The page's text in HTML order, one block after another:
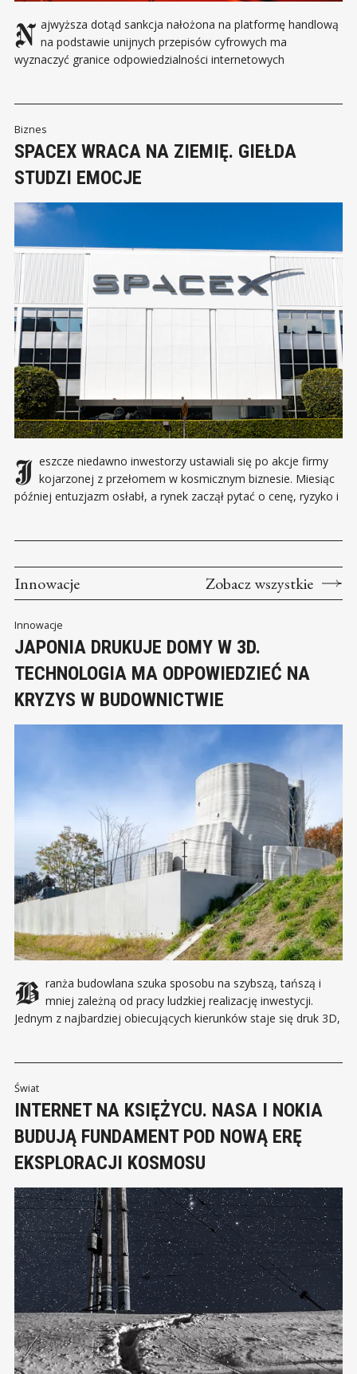
Najwyższa dotąd sankcja nałożona na platformę handlową na podstawie unijnych przepisów cyfrowych ma
wyznaczyć granice odpowiedzialności internetowych
mln euro kary za naruszenie obowiązków wynikających z aktu
o usługach cyfrowych,
Biznes
SPACEX WRACA NA ZIEMIĘ. GIEŁDA
STUDZI EMOCJE
Jeszcze niedawno inwestorzy ustawiali się po akcje firmy kojarzonej z przełomem w kosmicznym biznesie. Miesiąc
później entuzjazm osłabł, a rynek zaczął pytać o cenę, ryzyko i
indywidualnych, którzy
Innowacje Zobacz wszystkie
Innowacje
JAPONIA DRUKUJE DOMY W 3D.
TECHNOLOGIA MA ODPOWIEDZIEĆ NA
KRYZYS W BUDOWNICTWIE
Branża budowlana szuka sposobu na szybszą, tańszą i mniej zależną od pracy ludzkiej realizację inwestycji.
Jednym z najbardziej obiecujących kierunków staje się druk 3D,
starzenie się załóg coraz wyraźniej
Świat
INTERNET NA KSIĘŻYCU. NASA I NOKIA
BUDUJĄ FUNDAMENT POD NOWĄ ERĘ
EKSPLORACJI KOSMOSU